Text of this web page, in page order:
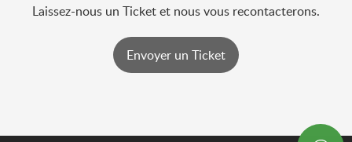
Laissez-nous un Ticket et nous vous recontacterons.
Envoyer un Ticket